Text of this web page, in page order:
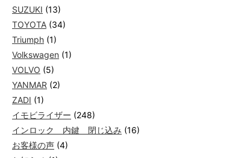
SUZUKI (13)
TOYOTA (34)
Triumph (1)
Volkswagen (1)
VOLVO (5)
YANMAR (2)
ZADI (1)
イモビライザー (248)
インロック 内鍵 閉じ込み (16)
お客様の声 (4)